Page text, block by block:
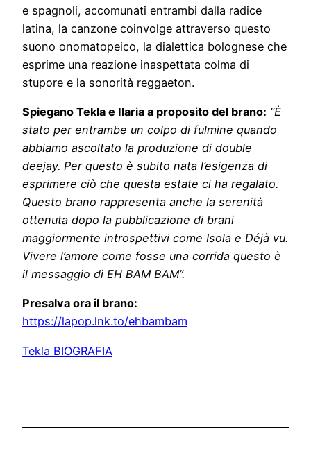
e spagnoli, accomunati entrambi dalla radice
latina, la canzone coinvolge attraverso questo
suono onomatopeico, la dialettica bolognese che
esprime una reazione inaspettata colma di
stupore e la sonorità reggaeton.
Spiegano Tekla e Ilaria a proposito del brano: “È
stato per entrambe un colpo di fulmine quando
abbiamo ascoltato la produzione di double
deejay. Per questo è subito nata l’esigenza di
esprimere ciò che questa estate ci ha regalato.
Questo brano rappresenta anche la serenità
ottenuta dopo la pubblicazione di brani
maggiormente introspettivi come Isola e Déjà vu.
Vivere l’amore come fosse una corrida questo è
il messaggio di EH BAM BAM”.
Presalva ora il brano:
https://lapop.lnk.to/ehbambam
Tekla BIOGRAFIA